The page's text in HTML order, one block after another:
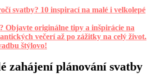
svatby? 10 inspirací na malé i velkolepé
Objavte originálne tipy a inšpirácie na
večerí až po zážitky na celý život.
štýlovo!
zahájení plánování svatby